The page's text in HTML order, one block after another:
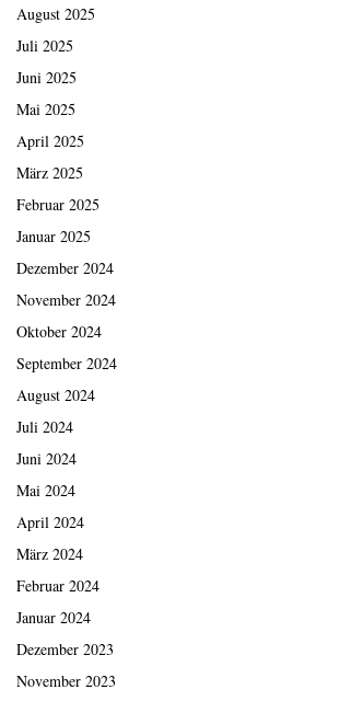
August 2025
Juli 2025
Juni 2025
Mai 2025
April 2025
März 2025
Februar 2025
Januar 2025
Dezember 2024
November 2024
Oktober 2024
September 2024
August 2024
Juli 2024
Juni 2024
Mai 2024
April 2024
März 2024
Februar 2024
Januar 2024
Dezember 2023
November 2023